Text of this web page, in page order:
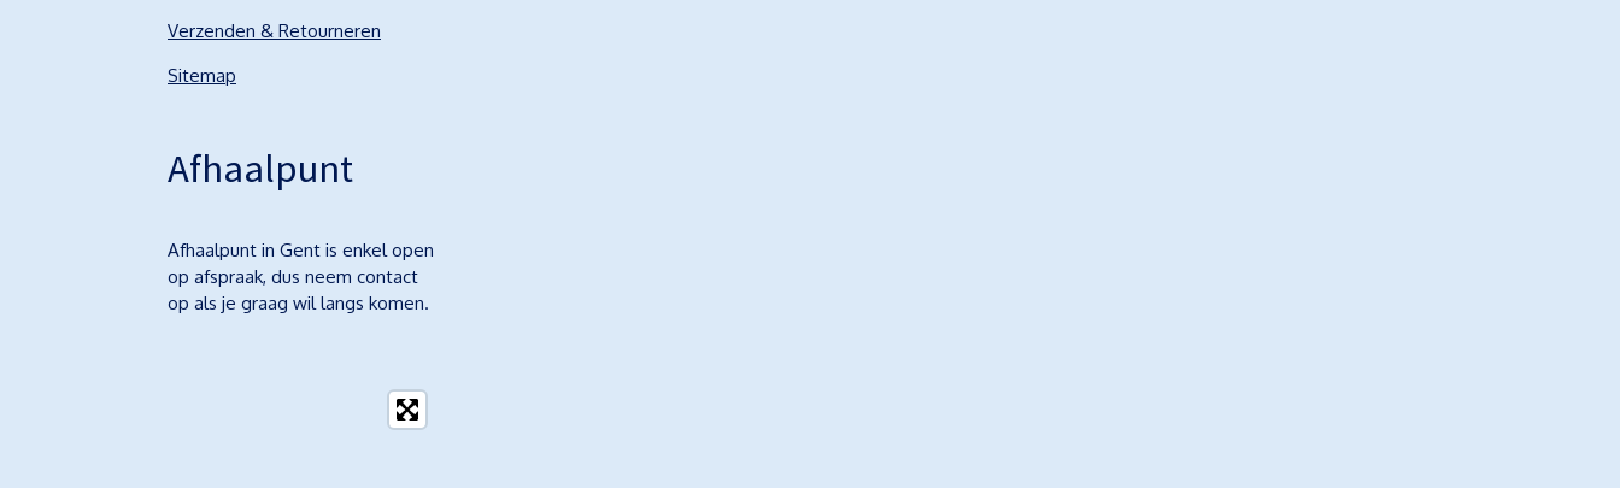
Verzenden & Retourneren
Sitemap
Afhaalpunt
Afhaalpunt in Gent is enkel open
op afspraak, dus neem contact
op als je graag wil langs komen.